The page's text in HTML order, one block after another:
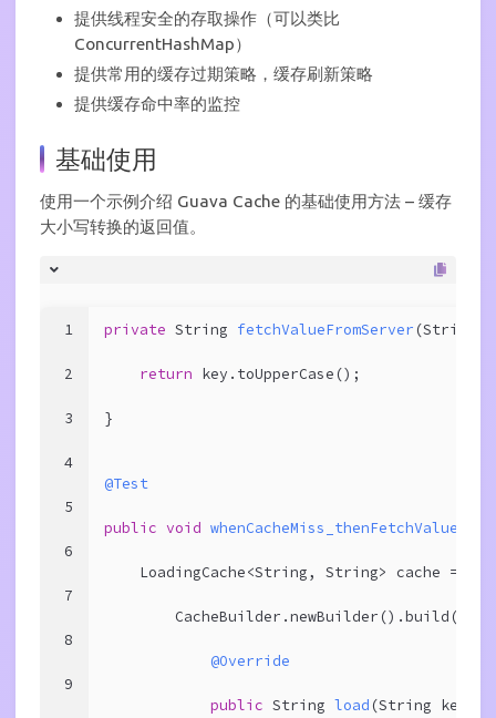
提供线程安全的存取操作（可以类比
ConcurrentHashMap）
提供常用的缓存过期策略，缓存刷新策略
提供缓存命中率的监控
基础使用
使用一个示例介绍 Guava Cache 的基础使用方法 – 缓存
大小写转换的返回值。
1
2
3
4
5
6
7
8
9
private String fetchValueFromServer (String
return key.toUpperCase();
}
@Test
public void
    LoadingCache<String, String> cache =
        CacheBuilder.newBuilder().build(
@Override
public String load (String key)